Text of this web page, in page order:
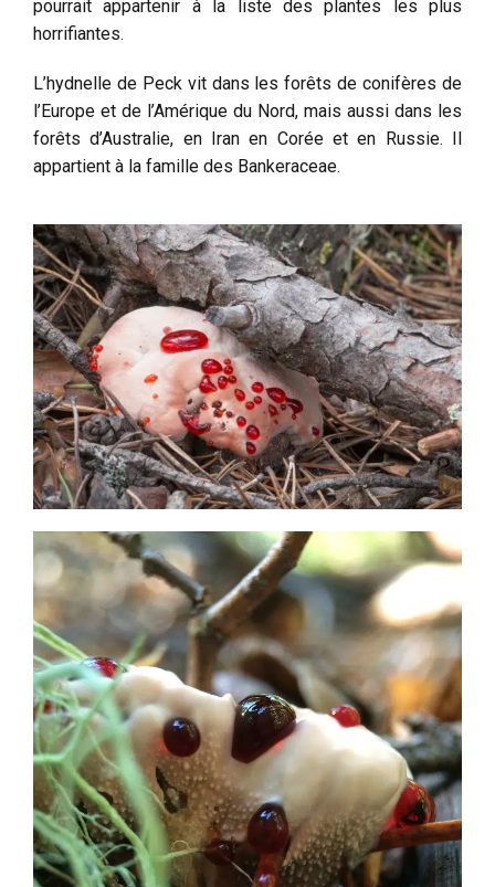
pourrait appartenir à la liste des plantes les plus
horrifiantes.
L’hydnelle de Peck vit dans les forêts de conifères de
l’Europe et de l’Amérique du Nord, mais aussi dans les
forêts d’Australie, en Iran en Corée et en Russie. Il
appartient à la famille des Bankeraceae.